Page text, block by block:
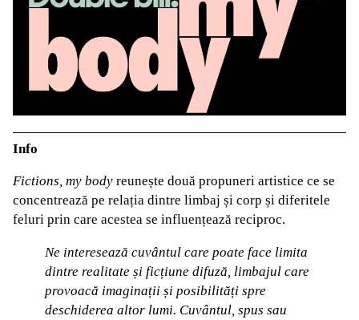
Info
Fictions, my body reunește două propuneri artistice ce se
concentrează pe relația dintre limbaj și corp și diferitele
feluri prin care acestea se influențează reciproc.
Ne interesează cuvântul care poate face limita
dintre realitate și ficțiune difuză, limbajul care
provoacă imaginații și posibilități spre
deschiderea altor lumi. Cuvântul, spus sau